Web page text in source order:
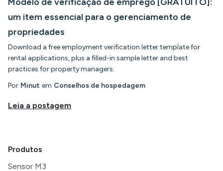
um item essencial para o gerenciamento de
propriedades
Download a free employment verification letter template for
rental applications, plus a filled-in sample letter and best
practices for property managers.
Por Minut em Conselhos de hospedagem
Leia a postagem
Produtos
Sensor M3